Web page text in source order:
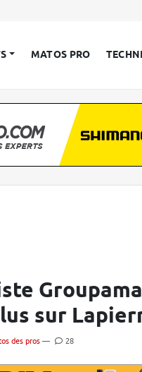
MATOS PRO
sur
des pros — 28